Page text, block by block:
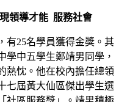
領導才能 服務社會
有25名學員獲得金獎。其
學中五學生鄭靖男同學，
熱忱。他在校內擔任總領
七屆黃大仙區傑出學生選